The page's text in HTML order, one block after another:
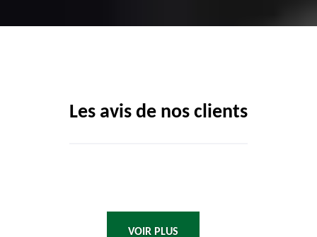
Les avis de nos clients
VOIR PLUS